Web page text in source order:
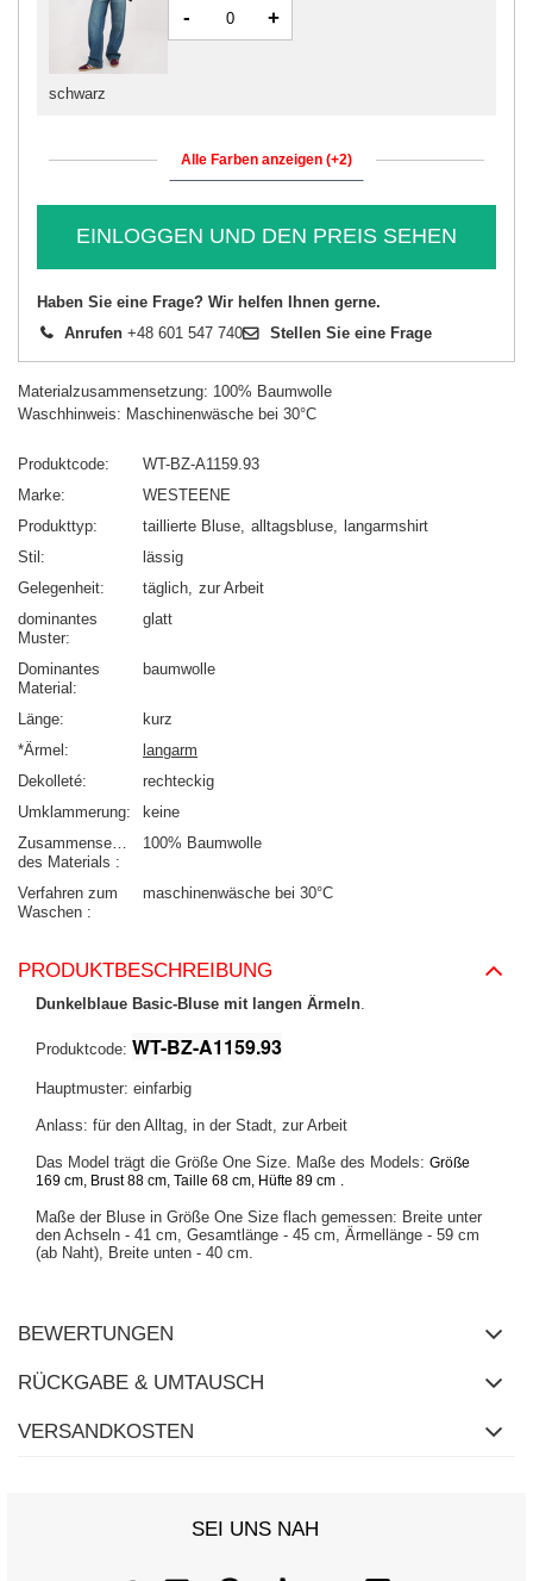
schwarz
- +
Alle Farben anzeigen (+2)
EINLOGGEN UND DEN PREIS SEHEN
Haben Sie eine Frage? Wir helfen Ihnen gerne.
Anrufen +48 601 547 740 Stellen Sie eine Frage
Materialzusammensetzung: 100% Baumwolle
Waschhinweis: Maschinenwäsche bei 30°C
Produktcode
WT-BZ-A1159.93
Marke
WESTEENE
Produkttyp
taillierte Bluse alltagsbluse
langarmshirt
Stil
lässig
Gelegenheit
täglich zur Arbeit
dominantes
Muster
glatt
Dominantes
Material
baumwolle
Länge
kurz
*Ärmel
langarm
Dekolleté
rechteckig
Umklammerung
keine
Zusammensetzung
des Materials
100% Baumwolle
Verfahren zum
Waschen
maschinenwäsche bei 30°C
PRODUKTBESCHREIBUNG
Dunkelblaue Basic-Bluse mit langen Ärmeln
Produktcode: WT-BZ-A1159.93
Hauptmuster: einfarbig
Anlass: für den Alltag, in der Stadt, zur Arbeit
Das Model trägt die Größe One Size. Maße des Models: Größe
169 cm, Brust 88 cm, Taille 68 cm, Hüfte 89 cm .
Maße der Bluse in Größe One Size flach gemessen: Breite unter
den Achseln - 41 cm, Gesamtlänge - 45 cm, Ärmellänge - 59 cm
(ab Naht), Breite unten - 40 cm.
BEWERTUNGEN
RÜCKGABE & UMTAUSCH
VERSANDKOSTEN
SEI UNS NAH